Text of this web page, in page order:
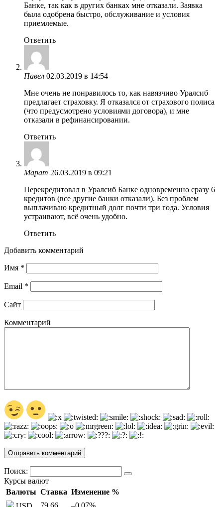
Банке, так как в других банках мне отказали. Заявка
была одобрена быстро, обслуживание и условия
приемлемые.
Ответить
Павел 02.03.2019 в 14:54
Мне очень не понравилось то, как навязчиво Уралсиб
предлагает страховку. Я отказался от страхового полиса
(что предусмотрено условиями договора), и мне
отказали в рефинансировании.
Ответить
Марат 26.03.2019 в 09:21
Перекредитовал в Уралсиб Банке одновременно сразу 6
кредитов (все другие банки отказали). Без проблем
выплачиваю кредитный долг почти три года. Условия
устраивают, всё очень удобно.
Ответить
Добавить комментарий
Имя *
Email *
Сайт
Комментарий
Поиск:
Курсы валют
Валюты Ставка Изменение %
79,66 –0,07%